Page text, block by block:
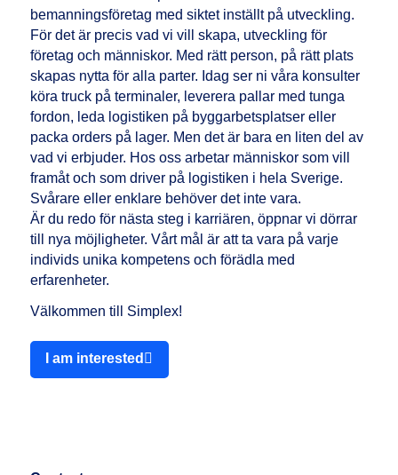
bemanningsföretag med siktet inställt på utveckling.
För det är precis vad vi vill skapa, utveckling för
företag och människor. Med rätt person, på rätt plats
skapas nytta för alla parter. Idag ser ni våra konsulter
köra truck på terminaler, leverera pallar med tunga
fordon, leda logistiken på byggarbetsplatser eller
packa orders på lager. Men det är bara en liten del av
vad vi erbjuder. Hos oss arbetar människor som vill
framåt och som driver på logistiken i hela Sverige.
Svårare eller enklare behöver det inte vara.
Är du redo för nästa steg i karriären, öppnar vi dörrar
till nya möjligheter. Vårt mål är att ta vara på varje
individs unika kompetens och förädla med
erfarenheter.
Välkommen till Simplex!
I am interested